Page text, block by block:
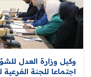
وكيل وزارة العدل
اجتماعا للجنة